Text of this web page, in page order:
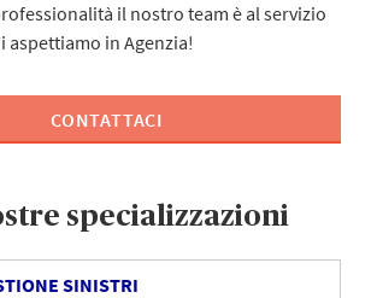
il nostro team è al servizio
aspettiamo in Agenzia!
CONTATTACI
specializzazioni
SINISTRI